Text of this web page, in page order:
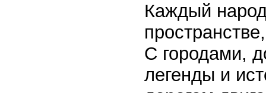
Каждый
С городами,
легенды и